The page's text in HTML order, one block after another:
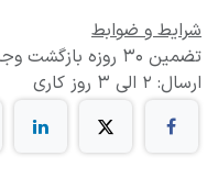
شرایط و ضوابط
تضمین 30 روزه بازگشت وجه
ارسال: 2 الی 3 روز کاری